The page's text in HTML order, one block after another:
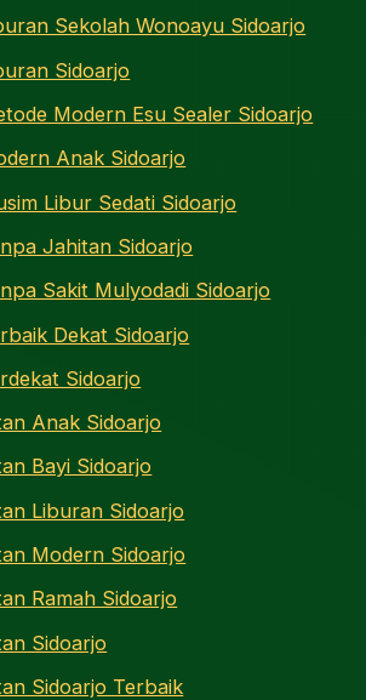
Sekolah Wonoayu Sidoarjo
Sidoarjo
Modern Esu Sealer Sidoarjo
Anak Sidoarjo
Libur Sedati Sidoarjo
Jahitan Sidoarjo
Sakit Mulyodadi Sidoarjo
Dekat Sidoarjo
Sidoarjo
Anak Sidoarjo
Bayi Sidoarjo
Liburan Sidoarjo
Modern Sidoarjo
Ramah Sidoarjo
Sidoarjo
Sidoarjo Terbaik